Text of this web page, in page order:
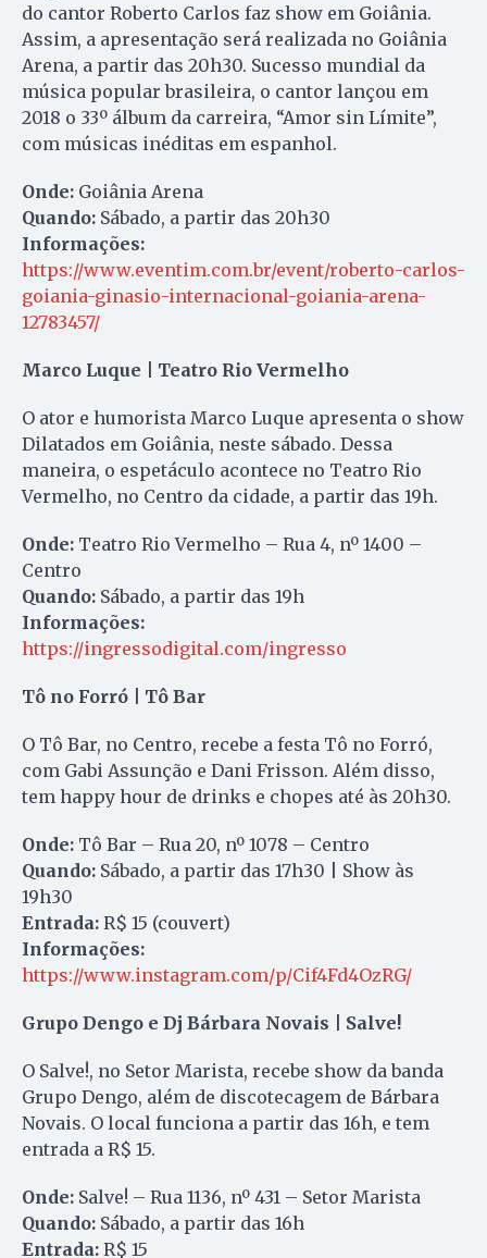
do cantor Roberto Carlos faz show em Goiânia.
Assim, a apresentação será realizada no Goiânia
Arena, a partir das 20h30. Sucesso mundial da
música popular brasileira, o cantor lançou em
2018 o 33º álbum da carreira, “Amor sin Límite”,
com músicas inéditas em espanhol.
Onde: Goiânia Arena
Quando: Sábado, a partir das 20h30
Informações:
https://www.eventim.com.br/event/roberto-carlos-
goiania-ginasio-internacional-goiania-arena-
12783457/
Marco Luque | Teatro Rio Vermelho
O ator e humorista Marco Luque apresenta o show
Dilatados em Goiânia, neste sábado. Dessa
maneira, o espetáculo acontece no Teatro Rio
Vermelho, no Centro da cidade, a partir das 19h.
Onde: Teatro Rio Vermelho – Rua 4, nº 1400 –
Centro
Quando: Sábado, a partir das 19h
Informações:
https://ingressodigital.com/ingresso
Tô no Forró | Tô Bar
O Tô Bar, no Centro, recebe a festa Tô no Forró,
com Gabi Assunção e Dani Frisson. Além disso,
tem happy hour de drinks e chopes até às 20h30.
Onde: Tô Bar – Rua 20, nº 1078 – Centro
Quando: Sábado, a partir das 17h30 | Show às
19h30
Entrada: R$ 15 (couvert)
Informações:
https://www.instagram.com/p/Cif4Fd4OzRG/
Grupo Dengo e Dj Bárbara Novais | Salve!
O Salve!, no Setor Marista, recebe show da banda
Grupo Dengo, além de discotecagem de Bárbara
Novais. O local funciona a partir das 16h, e tem
entrada a R$ 15.
Onde: Salve! – Rua 1136, nº 431 – Setor Marista
Quando: Sábado, a partir das 16h
Entrada: R$ 15